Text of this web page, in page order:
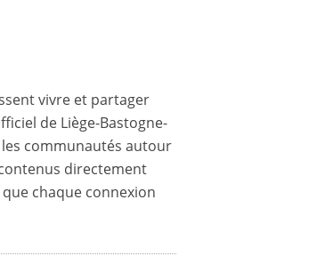
vivre et partager
de Liège-Bastogne-
communautés autour
directement
chaque connexion